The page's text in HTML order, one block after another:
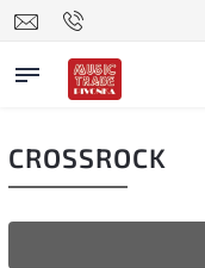
CROSSROCK